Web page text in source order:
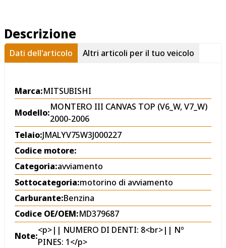
Descrizione
Dati dell'articolo Altri articoli per il tuo veicolo
Marca:MITSUBISHI
Modello:
MONTERO III CANVAS TOP (V6_W, V7_W)
2000-2006
Telaio:JMALYV75W3J000227
Codice motore:
Categoria:avviamento
Sottocategoria:motorino di avviamento
Carburante:Benzina
Codice OE/OEM:MD379687
Note:
<p>|| NUMERO DI DENTI: 8<br>|| Nº
PINES: 1</p>